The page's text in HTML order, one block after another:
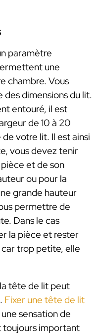
paramètre
une
chambre. Vous
dimensions du lit.
entouré, il est
de 10 à 20
votre lit. Il est ainsi
vous devez tenir
et de son
ou pour la
grande hauteur
permettre de
Dans le cas
la pièce et rester
trop petite, elle
tête de lit peut
Fixer une tête de lit
sensation de
toujours important